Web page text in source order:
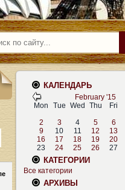
КАЛЕНДАРЬ
February '15
Mon
Tue Wed Thu Fri
2
3 4 5 6
9
10 11 12 13
16
17 18 19 20
23
24 25 26 27
КАТЕГОРИИ
Все категории
АРХИВЫ